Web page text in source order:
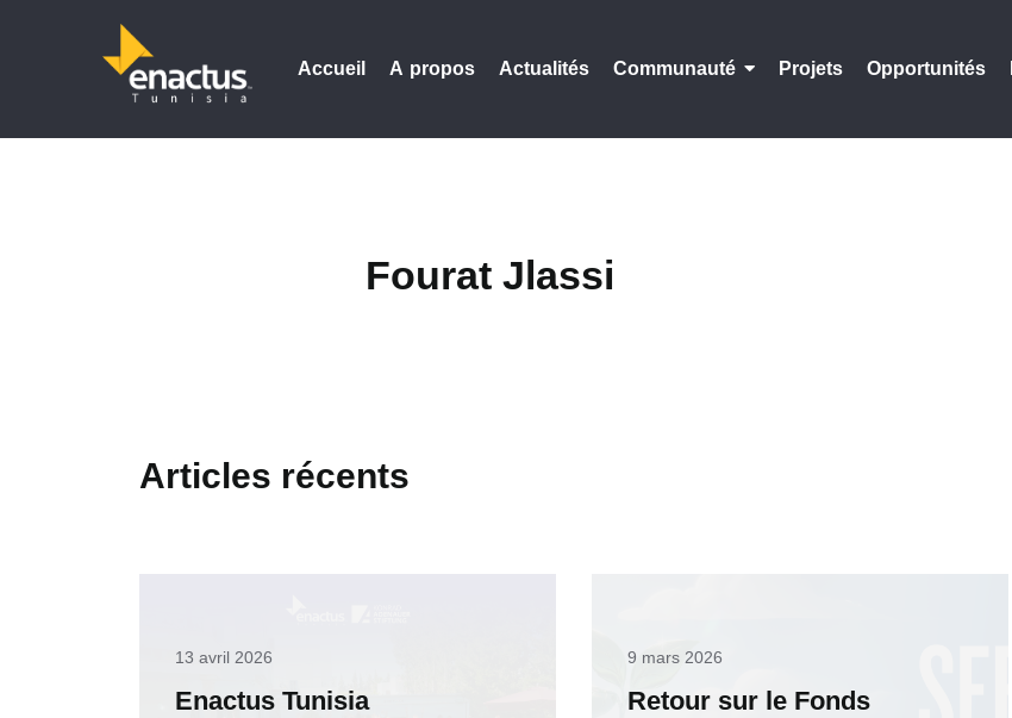
Accueil A propos Actualités Communauté Projets Opportunités
Fourat Jlassi
Articles récents
13 avril 2026
Enactus Tunisia
9 mars 2026
Retour sur le Fonds